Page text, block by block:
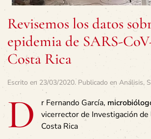
Revisemos los datos
epidemia de SARS-
Costa Rica
Escrito en 23/03/2020. Publicado en Análisis,
D r Fernando García,
vicerrector de Investigación
Costa Rica